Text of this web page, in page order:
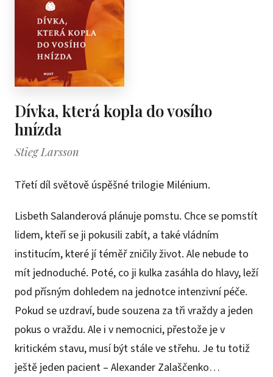
Dívka, která kopla do vosího
hnízda
Stieg Larsson
Třetí díl světově úspěšné trilogie Milénium.
Lisbeth Salanderová plánuje pomstu. Chce se pomstít
lidem, kteří se ji pokusili zabít, a také vládním
institucím, které jí téměř zničily život. Ale nebude to
mít jednoduché. Poté, co ji kulka zasáhla do hlavy, leží
pod přísným dohledem na jednotce intenzivní péče.
Pokud se uzdraví, bude souzena za tři vraždy a jeden
pokus o vraždu. Ale i v nemocnici, přestože je v
kritickém stavu, musí být stále ve střehu. Je tu totiž
ještě jeden pacient – Alexander Zalaščenko…